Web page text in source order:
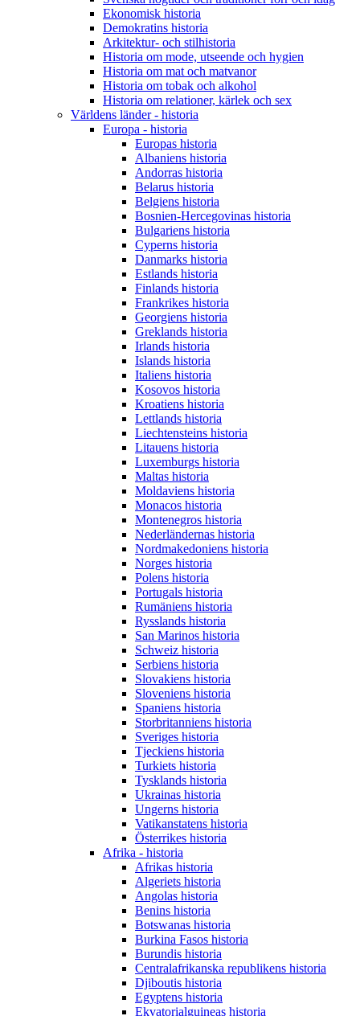
Ekonomisk historia
Demokratins historia
Arkitektur- och stilhistoria
Historia om mode, utseende och hygien
Historia om mat och matvanor
Historia om tobak och alkohol
Historia om relationer, kärlek och sex
Världens länder - historia
Europa - historia
Europas historia
Albaniens historia
Andorras historia
Belarus historia
Belgiens historia
Bosnien-Hercegovinas historia
Bulgariens historia
Cyperns historia
Danmarks historia
Estlands historia
Finlands historia
Frankrikes historia
Georgiens historia
Greklands historia
Irlands historia
Islands historia
Italiens historia
Kosovos historia
Kroatiens historia
Lettlands historia
Liechtensteins historia
Litauens historia
Luxemburgs historia
Maltas historia
Moldaviens historia
Monacos historia
Montenegros historia
Nederländernas historia
Nordmakedoniens historia
Norges historia
Polens historia
Portugals historia
Rumäniens historia
Rysslands historia
San Marinos historia
Schweiz historia
Serbiens historia
Slovakiens historia
Sloveniens historia
Spaniens historia
Storbritanniens historia
Sveriges historia
Tjeckiens historia
Turkiets historia
Tysklands historia
Ukrainas historia
Ungerns historia
Vatikanstatens historia
Österrikes historia
Afrika - historia
Afrikas historia
Algeriets historia
Angolas historia
Benins historia
Botswanas historia
Burkina Fasos historia
Burundis historia
Centralafrikanska republikens historia
Djiboutis historia
Egyptens historia
Ekvatorialguineas historia